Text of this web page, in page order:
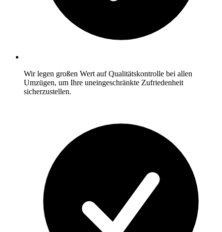
Wir legen großen Wert auf Qualitätskontrolle bei allen
Umzügen, um Ihre uneingeschränkte Zufriedenheit
sicherzustellen.